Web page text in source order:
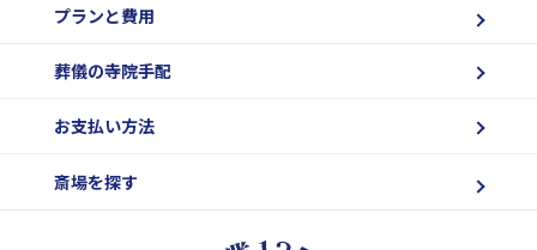
プランと費用
葬儀の寺院手配
お支払い方法
斎場を探す